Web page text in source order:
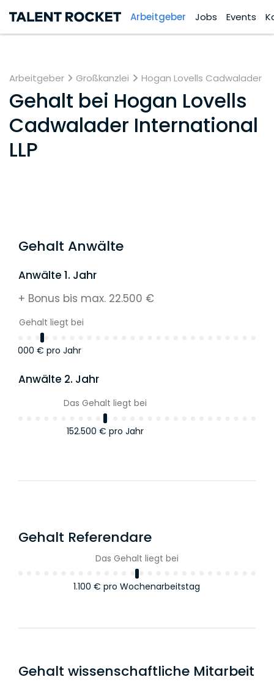
Arbeitgeber Jobs Events
Arbeitgeber Großkanzlei Hogan Lovells Cadwalader
Gehalt bei Hogan Lovells
Cadwalader International
LLP
Gehalt Anwälte
Anwälte 1. Jahr
+ Bonus bis max. 22.500 €
Das Gehalt liegt bei
150.000 € pro Jahr
Anwälte 2. Jahr
Das Gehalt liegt bei
152.500 €pro Jahr
Anwälte 4. Jahr
157.500 €
Gehalt Referendare
Das Gehalt liegt bei
1.100 €pro Wochenarbeitstag
Gehalt wissenschaftliche Mitarbeit